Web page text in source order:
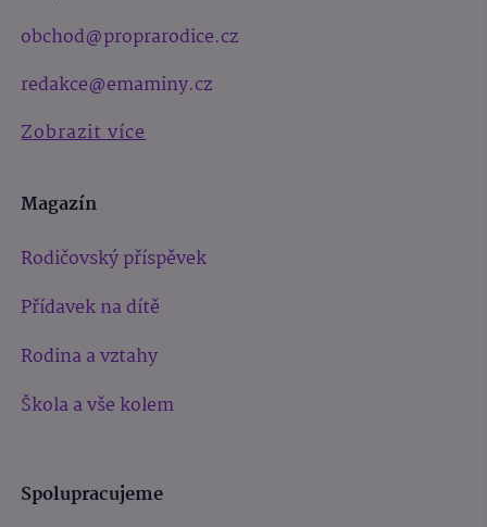
obchod@proprarodice.cz
redakce@emaminy.cz
Zobrazit více
Magazín
Rodičovský příspěvek
Přídavek na dítě
Rodina a vztahy
Škola a vše kolem
Spolupracujeme